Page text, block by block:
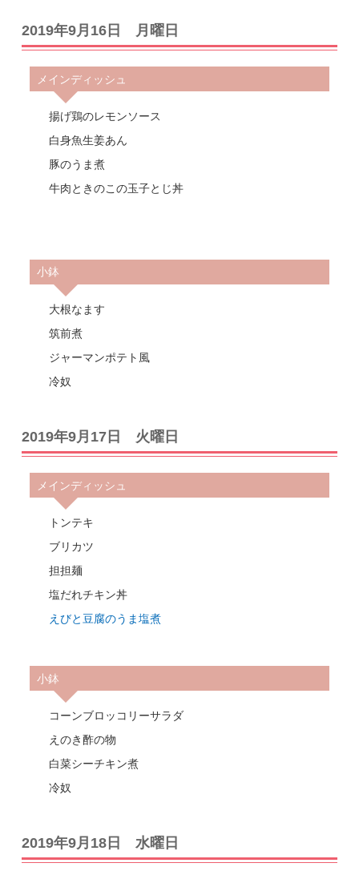
2019年9月16日 月曜日
メインディッシュ
揚げ鶏のレモンソース
白身魚生姜あん
豚のうま煮
牛肉ときのこの玉子とじ丼
小鉢
大根なます
筑前煮
ジャーマンポテト風
冷奴
2019年9月17日 火曜日
メインディッシュ
トンテキ
ブリカツ
担担麺
塩だれチキン丼
えびと豆腐のうま塩煮
小鉢
コーンブロッコリーサラダ
えのき酢の物
白菜シーチキン煮
冷奴
2019年9月18日 水曜日